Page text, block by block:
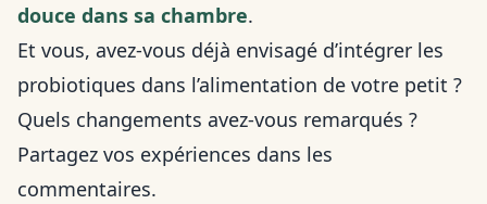
douce dans sa chambre.
Et vous, avez-vous déjà envisagé d’intégrer les
probiotiques dans l’alimentation de votre petit ?
Quels changements avez-vous remarqués ?
Partagez vos expériences dans les
commentaires.